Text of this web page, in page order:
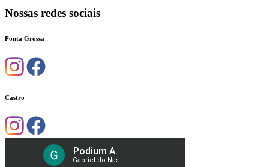
Nossas redes sociais
Ponta Grossa
Castro